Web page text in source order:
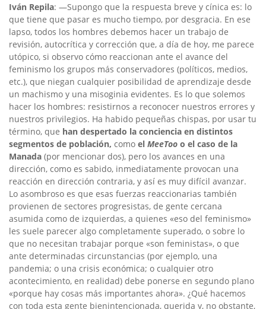
Iván Repila: —Supongo que la respuesta breve y cínica es: lo
que tiene que pasar es mucho tiempo, por desgracia. En ese
lapso, todos los hombres debemos hacer un trabajo de
revisión, autocrítica y corrección que, a día de hoy, me parece
utópico, si observo cómo reaccionan ante el avance del
feminismo los grupos más conservadores (políticos, medios,
etc.), que niegan cualquier posibilidad de aprendizaje desde
un machismo y una misoginia evidentes. Es lo que solemos
hacer los hombres: resistirnos a reconocer nuestros errores y
nuestros privilegios. Ha habido pequeñas chispas, por usar tu
término, que han despertado la conciencia en distintos
segmentos de población, como el MeeToo o el caso de la
Manada (por mencionar dos), pero los avances en una
dirección, como es sabido, inmediatamente provocan una
reacción en dirección contraria, y así es muy difícil avanzar.
Lo asombroso es que esas fuerzas reaccionarias también
provienen de sectores progresistas, de gente cercana
asumida como de izquierdas, a quienes «eso del feminismo»
les suele parecer algo completamente superado, o sobre lo
que no necesitan trabajar porque «son feministas», o que
ante determinadas circunstancias (por ejemplo, una
pandemia; o una crisis económica; o cualquier otro
acontecimiento, en realidad) debe ponerse en segundo plano
«porque hay cosas más importantes ahora». ¿Qué hacemos
con toda esta gente bienintencionada, querida y, no obstante,